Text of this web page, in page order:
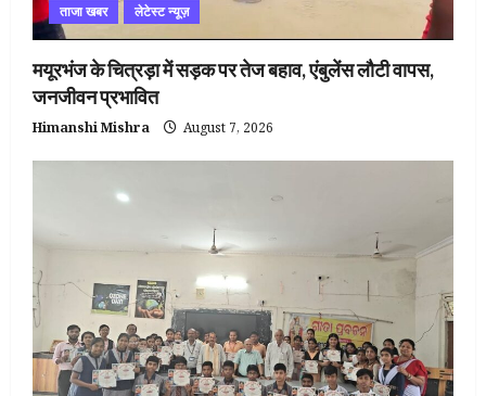
ताजा खबर लेटेस्ट न्यूज़
मयूरभंज के चित्रड़ा में सड़क पर तेज बहाव, एंबुलेंस लौटी वापस,
जनजीवन प्रभावित
Himanshi Mishra August 7, 2026